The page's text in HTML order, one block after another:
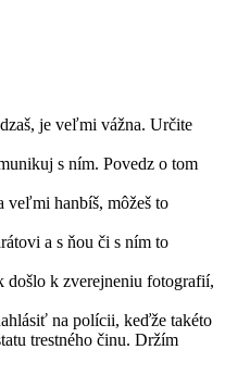
je veľmi vážna. Určite
s ním. Povedz o tom
veľmi hanbíš, môžeš to
a s ňou či s ním to
došlo k zverejneniu fotografií,
na polícii, keďže takéto
trestného činu. Držím